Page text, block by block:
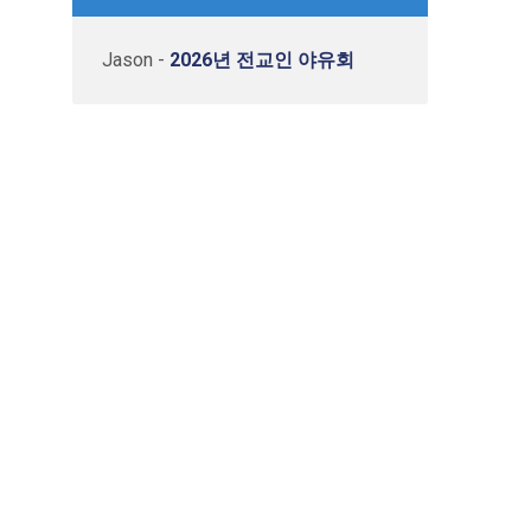
Jason - 2026년 전교인 야유회